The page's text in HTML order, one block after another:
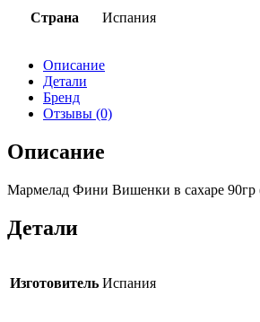
Страна Испания
Описание
Детали
Бренд
Отзывы (0)
Описание
Мармелад Фини Вишенки в сахаре 90гр
Детали
Изготовитель Испания